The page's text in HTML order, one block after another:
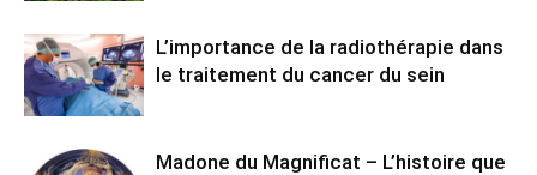
L’importance de la radiothérapie dans
le traitement du cancer du sein
Madone du Magnificat – L’histoire que